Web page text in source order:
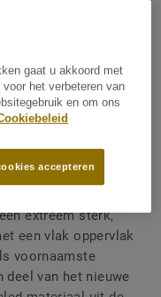
gemaakt van
extreem sterk,
een vlak oppervlak
voornaamste
van het nieuwe
gaat u akkoord met
het verbeteren van
en om ons
accepteren